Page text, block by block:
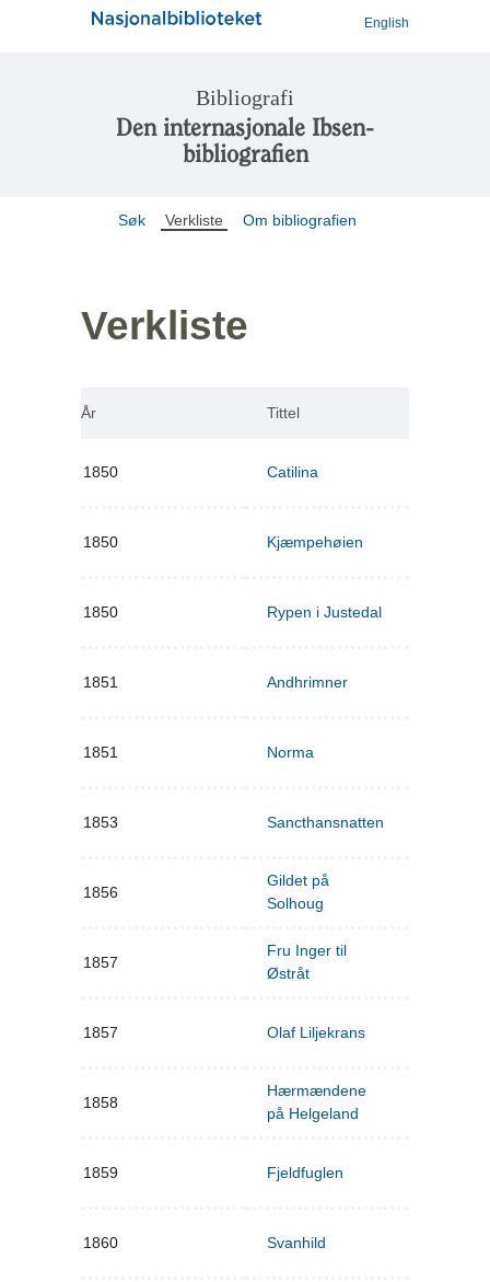
English
Bibliografi
Den internasjonale Ibsen-
bibliografien
Søk Verkliste Om bibliografien
Verkliste
År Tittel
1850 Catilina
1850 Kjæmpehøien
1850 Rypen i Justedal
1851 Andhrimner
1851 Norma
1853 Sancthansnatten
1856
Gildet på
Solhoug
1857
Fru Inger til
Østråt
1857 Olaf Liljekrans
1858
Hærmændene
på Helgeland
1859 Fjeldfuglen
1860 Svanhild